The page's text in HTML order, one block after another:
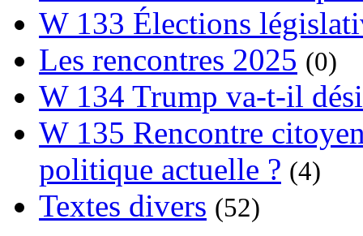
W 133 Élections
Les rencontres 2025 (0)
W 134 Trump va-t-il
W 135 Rencontre
politique actuelle ? (4)
Textes divers (52)